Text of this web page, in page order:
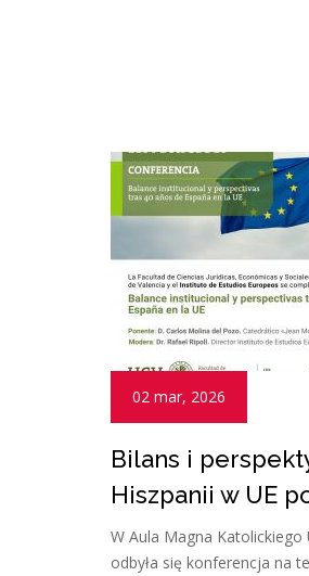
02 mar, 2026
Bilans i
Hiszpanii w UE
W Aula Magna
odbyła się konferencja na